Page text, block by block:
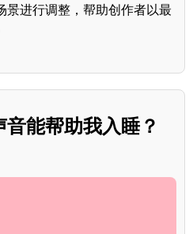
景进行调整，帮助创作者以最
能帮助我入睡？